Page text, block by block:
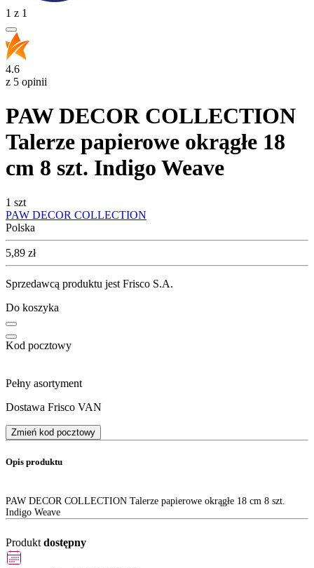
1 z 1
4.6
z 5 opinii
PAW DECOR COLLECTION
Talerze papierowe okrągłe 18
cm 8 szt. Indigo Weave
1 szt
PAW DECOR COLLECTION
Polska
Cena
5,89 zł
Sprzedawcą produktu jest Frisco S.A.
Do koszyka
Kod pocztowy
Pełny asortyment
Dostawa Frisco VAN
Zmień kod pocztowy
Opis produktu
PAW DECOR COLLECTION Talerze papierowe okrągłe 18 cm 8 szt.
Indigo Weave
Produkt dostępny